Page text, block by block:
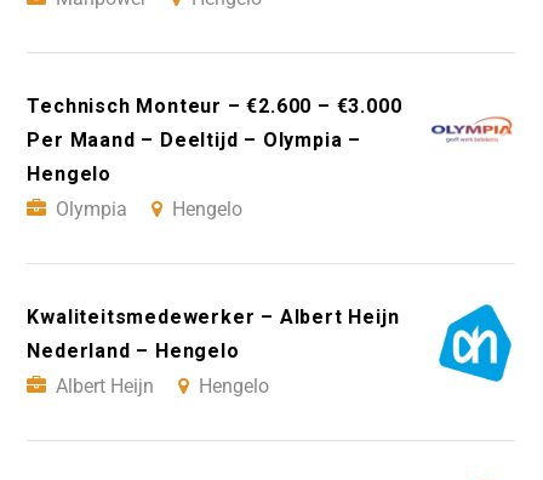
Technisch Monteur – €2.600 – €3.000
Per Maand – Deeltijd – Olympia –
Hengelo
Olympia
Hengelo
Kwaliteitsmedewerker – Albert Heijn
Nederland – Hengelo
Albert Heijn
Hengelo